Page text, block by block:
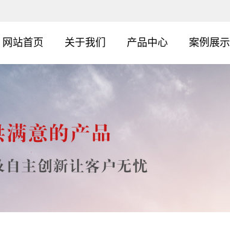
网站首页 关于我们 产品中心 案例展示